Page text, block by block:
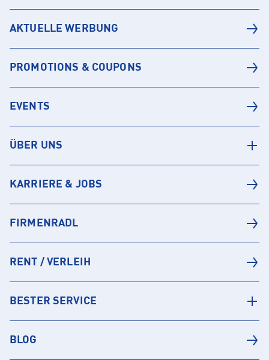
AKTUELLE WERBUNG
PROMOTIONS & COUPONS
EVENTS
ÜBER UNS
KARRIERE & JOBS
FIRMENRADL
RENT / VERLEIH
BESTER SERVICE
BLOG